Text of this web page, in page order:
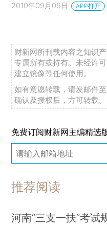
2010年09月06日 APP打开
财新网所刊载内容之知识
专属所有或持有。未经许
建立镜像等任何使用。
如有意愿转载，请发邮件至
确认及授权后，方可转载。
免费订阅财新网主编精选
推荐阅读
河南“三支一扶”考试